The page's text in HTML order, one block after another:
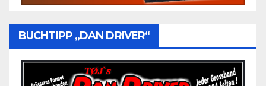
BUCHTIPP „DAN DRIVER“